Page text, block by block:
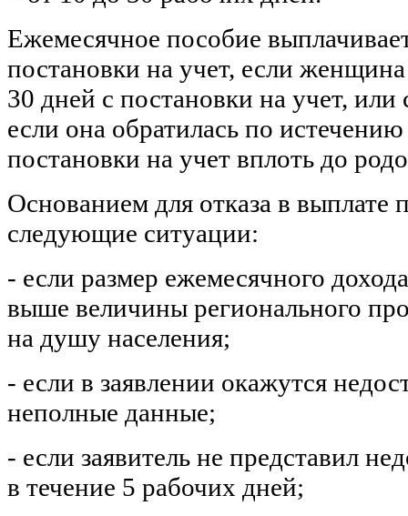
Ежемесячное пособие
постановки на учет, если женщина
30 дней с постановки на учет,
если она обратилась по
постановки на учет вплоть до
Основанием для отказа в выплате
следующие ситуации:
- если размер ежемесячного
выше величины регионального
на душу населения;
- если в заявлении окажутся
неполные данные;
- если заявитель не представил
в течение 5 рабочих дней;